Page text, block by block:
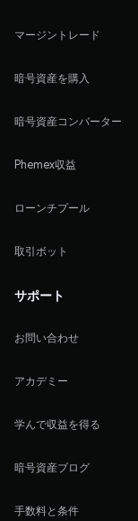
マージントレード
暗号資産を購入
暗号資産コンバーター
Phemex収益
ローンチプール
取引ボット
サポート
お問い合わせ
アカデミー
学んで収益を得る
暗号資産ブログ
手数料と条件